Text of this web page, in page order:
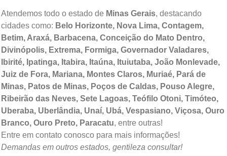
Atendemos todo o estado de Minas Gerais, destacando
cidades como: Belo Horizonte, Nova Lima, Contagem,
Betim, Araxá, Barbacena, Conceição do Mato Dentro,
Divinópolis, Extrema, Formiga, Governador Valadares,
Ibirité, Ipatinga, Itabira, Itaúna, Ituiutaba, João Monlevade,
Juiz de Fora, Mariana, Montes Claros, Muriaé, Pará de
Minas, Patos de Minas, Poços de Caldas, Pouso Alegre,
Ribeirão das Neves, Sete Lagoas, Teófilo Otoni, Timóteo,
Uberaba, Uberlândia, Unaí, Ubá, Vespasiano, Viçosa, Ouro
Branco, Ouro Preto, Paracatu, entre outras!
Entre em contato conosco para mais informações!
Demandas em outros estados, gentileza consultar!